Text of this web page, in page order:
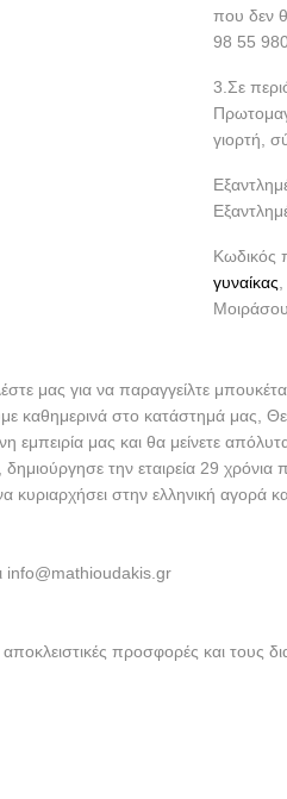
που δεν
98 55
3.Σε
γιορτή,
Κωδικός
γυναίκας
μας για να παραγγείλτε
καθημερινά στο κατάστημά μας,
μας και θα μείνετε απόλυτα
την εταιρεία 29
στην ελληνική αγορά
info@mathioudakis.gr
προσφορές και τους